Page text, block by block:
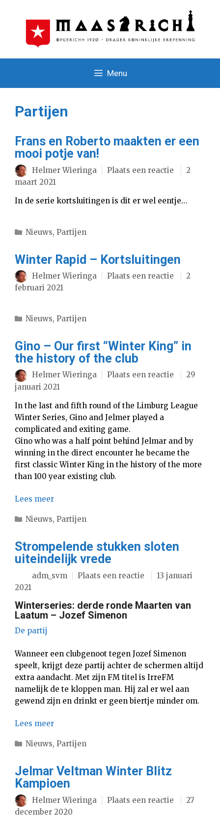
Menu
Partijen
Frans en Roberto maakten er een
mooi potje van!
Helmer Wieringa Plaats een reactie
2
maart 2021
In de serie kortsluitingen is dit er wel eentje…
Categorieën
Nieuws, Partijen
Winter Rapid – Kortsluitingen
Helmer Wieringa Plaats een reactie
2
februari 2021
Categorieën
Nieuws, Partijen
Gino – Our first “Winter King” in
the history of the club
Helmer Wieringa Plaats een reactie
29
januari 2021
In the last and fifth round of the Limburg League
Winter Series, Gino and Jelmer played a
complicated and exiting game.
Gino who was a half point behind Jelmar and by
winning in the direct encounter he became the
first classic Winter King in the history of the more
than 100 year existing club.
Lees meer
Categorieën
Nieuws, Partijen
Strompelende stukken sloten
uiteindelijk vrede
adm_svm Plaats een reactie
13 januari
2021
Winterseries: derde ronde Maarten van
Laatum – Jozef Simenon
De partij
Wanneer een clubgenoot tegen Jozef Simenon
speelt, krijgt deze partij achter de schermen altijd
extra aandacht. Met zijn FM titel is IrreFM
namelijk de te kloppen man. Hij zal er wel aan
gewend zijn en drinkt er geen biertje minder om.
Lees meer
Categorieën
Nieuws, Partijen
Jelmar Veltman Winter Blitz
Kampioen
Helmer Wieringa Plaats een reactie
27
december 2020